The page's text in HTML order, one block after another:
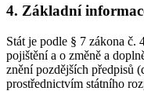
4. Základní
Stát je podle § 7 zákona č.
pojištění a o změně a
znění pozdějších předpisů
prostřednictvím státního